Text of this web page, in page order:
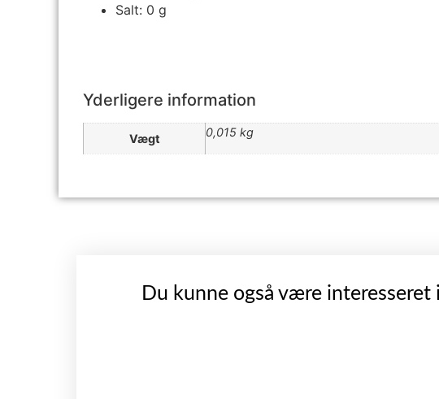
Salt: 0 g
Yderligere information
Vægt 0,015 kg
Du kunne også være interesseret